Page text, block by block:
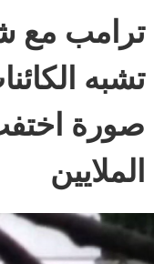
ترامب مع
تشبه
صورة
الملايين